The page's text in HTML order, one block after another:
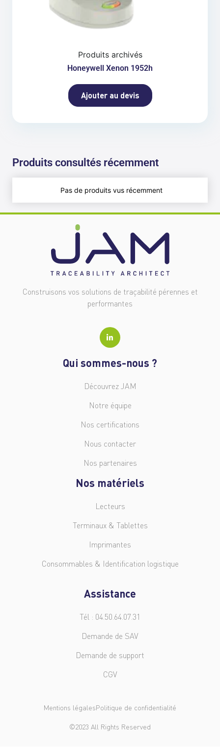
Produits archivés
Honeywell Xenon 1952h
Ajouter au devis
Produits consultés récemment
Pas de produits vus récemment
Construisons vos solutions de traçabilité pérennes et
performantes
Qui sommes-nous ?
Découvrez JAM
Notre équipe
Nos certifications
Nous contacter
Nos partenaires
Nos matériels
Lecteurs
Terminaux & Tablettes
Imprimantes
Consommables & Identification logistique
Assistance
Tél : 04.50.64.07.31
Demande de SAV
Demande de support
CGV
Mentions légalesPolitique de confidentialité
©2023 All Rights Reserved